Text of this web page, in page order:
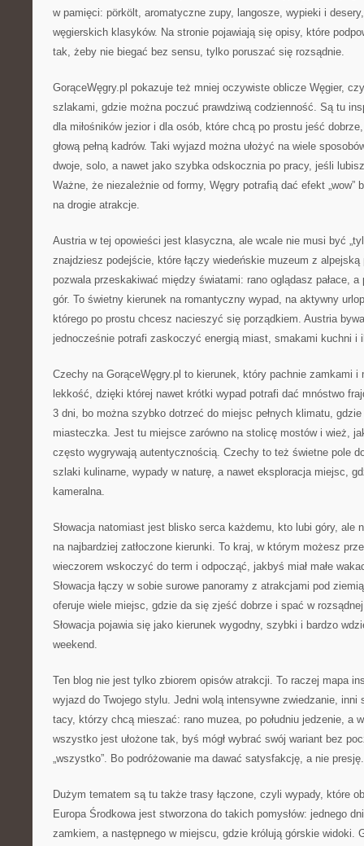
w pamięci: pörkölt, aromatyczne zupy, langosze, wypieki i
węgierskich klasyków. Na stronie pojawiają się opisy, które
tak, żeby nie biegać bez sensu, tylko poruszać się rozsądnie.
GorąceWęgry.pl pokazuje też mniej oczywiste oblicze Węgier,
szlakami, gdzie można poczuć prawdziwą codzienność. Są tu
dla miłośników jezior i dla osób, które chcą po prostu jeść
głową pełną kadrów. Taki wyjazd można ułożyć na wiele
dwoje, solo, a nawet jako szybka odskocznia po pracy, jeśli
Ważne, że niezależnie od formy, Węgry potrafią dać efekt „wow”
na drogie atrakcje.
Austria w tej opowieści jest klasyczna, ale wcale nie musi być
znajdziesz podejście, które łączy wiedeńskie muzeum z alpejską
pozwala przeskakiwać między światami: rano oglądasz pałace, a
gór. To świetny kierunek na romantyczny wypad, na aktywny
którego po prostu chcesz nacieszyć się porządkiem. Austria
jednocześnie potrafi zaskoczyć energią miast, smakami kuchni i
Czechy na GorąceWęgry.pl to kierunek, który pachnie zamkami i
lekkość, dzięki której nawet krótki wypad potrafi dać mnóstwo
3 dni, bo można szybko dotrzeć do miejsc pełnych klimatu, gdzie
miasteczka. Jest tu miejsce zarówno na stolicę mostów i wież,
często wygrywają autentycznością. Czechy to też świetne pole
szlaki kulinarne, wypady w naturę, a nawet eksploracja miejsc,
kameralna.
Słowacja natomiast jest blisko serca każdemu, kto lubi góry, ale
na najbardziej zatłoczone kierunki. To kraj, w którym możesz
wieczorem wskoczyć do term i odpocząć, jakbyś miał małe
Słowacja łączy w sobie surowe panoramy z atrakcjami pod
oferuje wiele miejsc, gdzie da się zjeść dobrze i spać w
Słowacja pojawia się jako kierunek wygodny, szybki i bardzo
weekend.
Ten blog nie jest tylko zbiorem opisów atrakcji. To raczej mapa
wyjazd do Twojego stylu. Jedni wolą intensywne zwiedzanie, inni
tacy, którzy chcą mieszać: rano muzea, po południu jedzenie, a
wszystko jest ułożone tak, byś mógł wybrać swój wariant bez
„wszystko”. Bo podróżowanie ma dawać satysfakcję, a nie presję.
Dużym tematem są tu także trasy łączone, czyli wypady, które
Europa Środkowa jest stworzona do takich pomysłów: jednego
zamkiem, a następnego w miejscu, gdzie królują górskie widoki.